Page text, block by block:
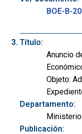
BOE-B-
Título:
Anuncio
Objeto:
Departamento:
Publicación: